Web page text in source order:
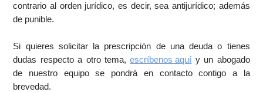
contrario al orden jurídico, es decir, sea antijurídico; además
de punible.
Si quieres solicitar la prescripción de una deuda o tienes
dudas respecto a otro tema,escríbenos aquí y un abogado
de nuestro equipo se pondrá en contacto contigo a la
brevedad.